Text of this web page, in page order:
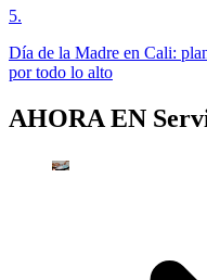
5.
Día de la Madre en Cali:
por todo lo alto
AHORA EN